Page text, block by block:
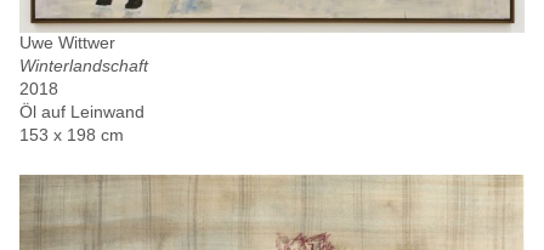
Uwe Wittwer
Winterlandschaft
2018
Öl auf Leinwand
153 x 198 cm